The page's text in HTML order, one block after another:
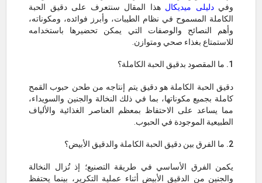
وفي دليلى ميديكالهذا المقال سنتعرف على دقيق الحبة
الكاملة المسموح في نظام الطيبات، وأبرز فوائده، ومكوناته،
وأهم النصائح والوصفات التي يمكن تحضيرها باستخدامه
للاستمتاع بغذاء صحي ومتوازن.
1. ما المقصود بدقيق الحبة الكاملة؟
دقيق الحبة الكاملة هو دقيق يتم إنتاجه من طحن حبوب القمح
كاملة بجميع مكوناتها، بما في ذلك النخالة والجنين والسويداء،
مما يساعد على الاحتفاظ بمعظم العناصر الغذائية والألياف
الطبيعية الموجودة في الحبوب.
2. ما الفرق بين دقيق الحبة الكاملة والدقيق الأبيض؟
يكمن الفرق الأساسي في طريقة التصنيع؛ إذ تُزال النخالة
والجنين من الدقيق الأبيض أثناء عملية التكرير، بينما يحتفظ